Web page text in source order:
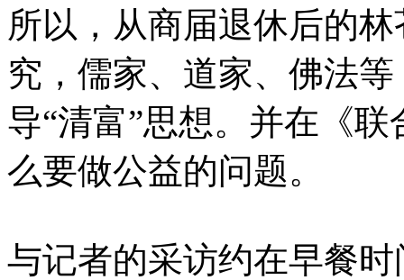
所以，从商届退休后的
究，儒家、道家、佛法
导“清富”思想。并在《
么要做公益的问题。
与记者的采访约在早餐